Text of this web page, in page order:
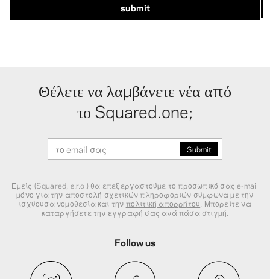
submit
Θέλετε να λαμβάνετε νέα από
το Squared.one;
Εμείς (Squared, s.r.o.) θα επεξεργαστούμε το προσωπικό σας e-mail
μόνο για την αποστολή σχετικών πληροφοριών σύμφωνα με την
ισχύουσα νομοθεσία και την πολιτική απορρήτου . Μπορείτε να
καταργήσετε την εγγραφή σας ανά πάσα στιγμή.
Follow us